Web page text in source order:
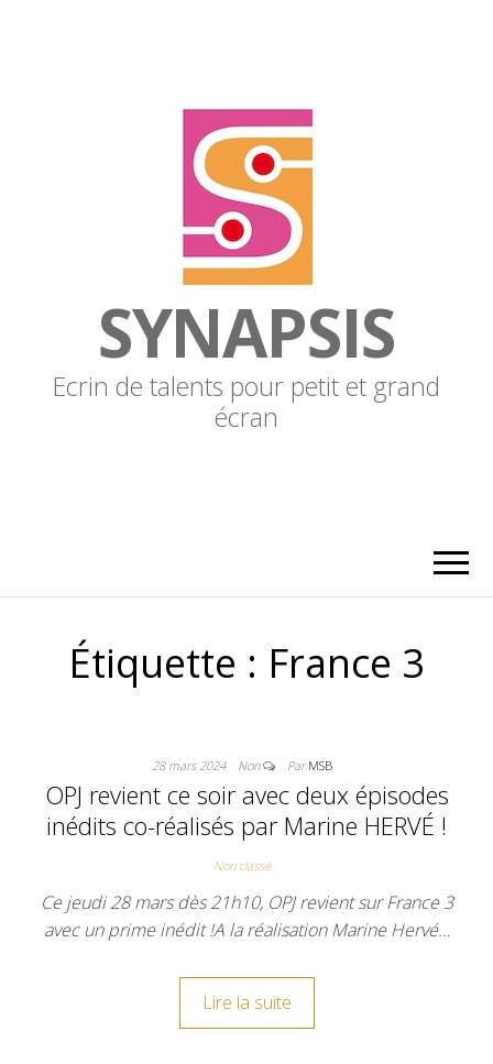
SYNAPSIS
Ecrin de talents pour petit et grand
écran
Étiquette : France 3
28 mars 2024 Non ParMSB
OPJ revient ce soir avec deux épisodes
inédits co-réalisés par Marine HERVÉ !
Non classé
Ce jeudi 28 mars dès 21h10, OPJ revient sur France 3
avec un prime inédit !A la réalisation Marine Hervé…
Lire la suite